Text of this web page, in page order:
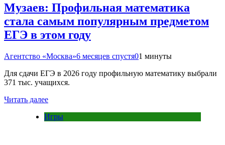
Музаев: Профильная математика
стала самым популярным предметом
ЕГЭ в этом году
Агентство «Москва»6 месяцев спустя01 минуты
Для сдачи ЕГЭ в 2026 году профильную математику выбрали
371 тыс. учащихся.
Читать далее
Игры